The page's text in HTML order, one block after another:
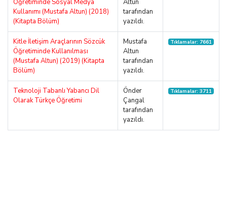
Öğretiminde Sosyal Medya
Kullanımı (Mustafa Altun) (2018)
(Kitapta Bölüm)
Altun
tarafından
yazıldı.
Kitle İletişim Araçlarının Sözcük
Öğretiminde Kullanılması
(Mustafa Altun) (2019) (Kitapta
Bölüm)
Mustafa
Altun
tarafından
yazıldı.
Tıklamalar: 7661
Teknoloji Tabanlı Yabancı Dil
Olarak Türkçe Öğretimi
Önder
Çangal
tarafından
yazıldı.
Tıklamalar: 3711